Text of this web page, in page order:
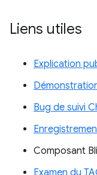
Liens utiles
Explication
Bug de suivi
Composant